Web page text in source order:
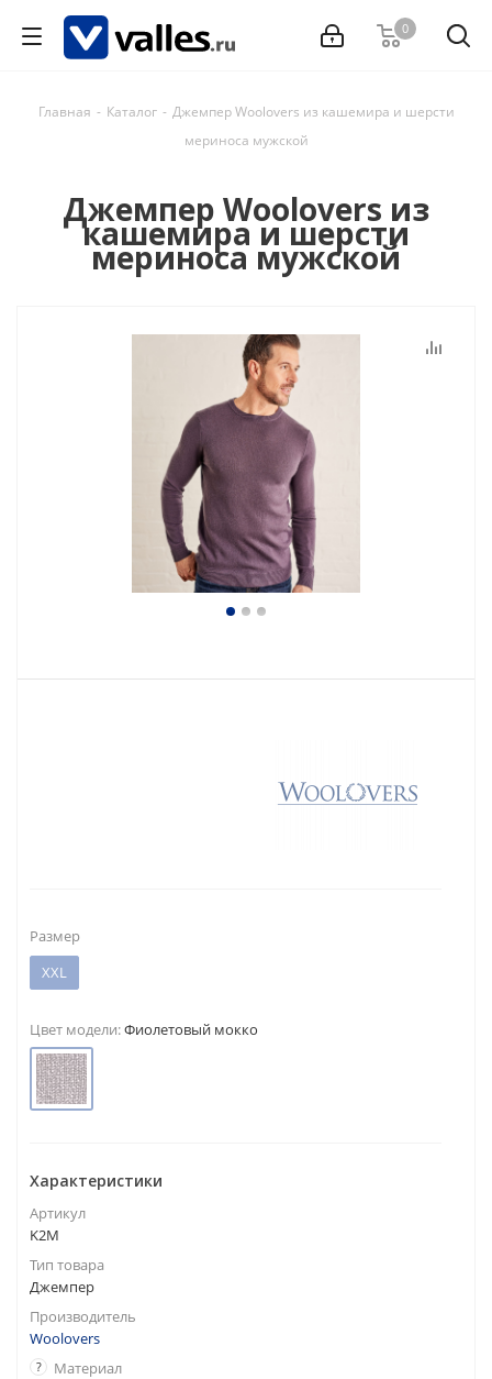
0
Главная - Каталог - Джемпер Woolovers из кашемира и шерсти
мериноса мужской
Джемпер Woolovers из
кашемира и шерсти
мериноса мужской
Размер
XXL
Цвет модели:Фиолетовый мокко
Характеристики
Артикул
K2M
Тип товара
Джемпер
Производитель
Woolovers
?
Материал